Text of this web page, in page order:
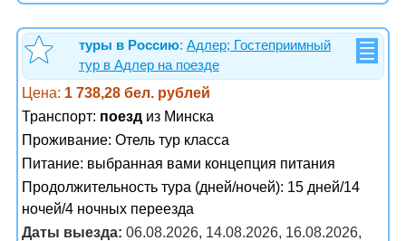
туры в Россию: Адлер; Гостеприимный
тур в Адлер на поезде
Цена: 1 738,28 бел. рублей
Транспорт: поезд из Минска
Проживание: Отель тур класса
Питание: выбранная вами концепция питания
Продолжительность тура (дней/ночей): 15 дней/14
ночей/4 ночных переезда
Даты выезда: 06.08.2026, 14.08.2026, 16.08.2026,